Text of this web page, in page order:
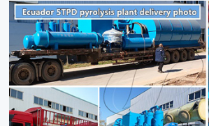
функції енергозбереження
принести велику користь